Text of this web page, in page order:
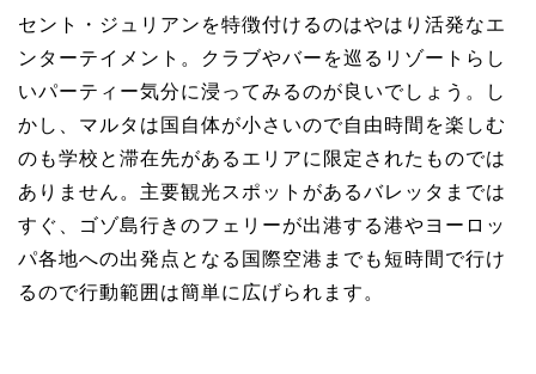
セント・ジュリアンを特徴付けるのはやはり活発なエ
ンターテイメント。クラブやバーを巡るリゾートらし
いパーティー気分に浸ってみるのが良いでしょう。し
かし、マルタは国自体が小さいので自由時間を楽しむ
のも学校と滞在先があるエリアに限定されたものでは
ありません。主要観光スポットがあるバレッタまでは
すぐ、ゴゾ島行きのフェリーが出港する港やヨーロッ
パ各地への出発点となる国際空港までも短時間で行け
るので行動範囲は簡単に広げられます。